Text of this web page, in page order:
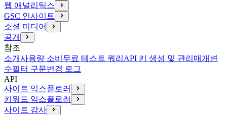
웹 애널리틱스
GSC 인사이트
소셜 미디어
공개
참조
소개사용량 소비 무료 테스트 쿼리 API 키 생성 및 관리 매개변
수필터 구문변경 로그
API
사이트 익스플로러
키워드 익스플로러
사이트 감사